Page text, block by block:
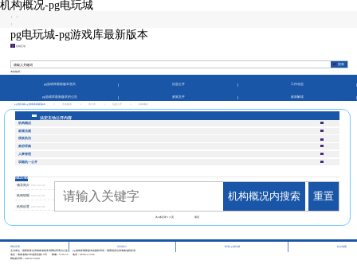
机构概况-pg电玩城
| |
|
pg电玩城-pg游戏库最新版本
征纳互动
本站热词：
pg游戏库最新版本首页 信息公开 工作动态
pg游戏库最新版本的公告 政策文件 政策解读
pg电玩城-pg游戏库最新版本 市县频道 东方市
法定主动公开内容
机构概况
政策法规
税收执法
政府采购
人事管理
双随机一公开
机构概况
机构概况内搜索 重置
领导简介 2023-01-05
机构职能 2023-01-05
机构设置 2023-01-05
共3条记录 1/1 页 第页
网站管理 访问统计 联系pg电玩城
站点地图
主办单位：国家税务总局海南省税务局网站管理办公室
pg游戏库最新版本的版权所有：国家税务总局海南省税务局
地址：海南省海口市龙昆北路10号
邮编：570125
电话：0898-12366
网站标识码：bm29210001